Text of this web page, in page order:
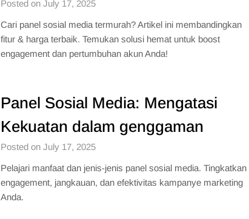
Posted on July 17, 2025
Cari panel sosial media termurah? Artikel ini membandingkan
fitur & harga terbaik. Temukan solusi hemat untuk boost
engagement dan pertumbuhan akun Anda!
Panel Sosial Media: Mengatasi
Kekuatan dalam genggaman
Posted on July 17, 2025
Pelajari manfaat dan jenis-jenis panel sosial media. Tingkatkan
engagement, jangkauan, dan efektivitas kampanye marketing
Anda.